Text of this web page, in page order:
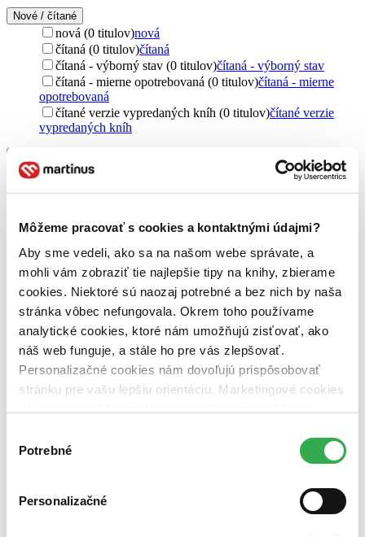
Môžeme pracovať s cookies a kontaktnými údajmi?
Aby sme vedeli, ako sa na našom webe správate, a
mohli vám zobraziť tie najlepšie tipy na knihy, zbierame
cookies. Niektoré sú naozaj potrebné a bez nich by naša
stránka vôbec nefungovala. Okrem toho používame
analytické cookies, ktoré nám umožňujú zisťovať, ako
náš web funguje, a stále ho pre vás zlepšovať.
Personalizačné cookies nám dovoľujú prispôsobovať
stránku pre vašu lepšiu orientáciu. Marketingové cookies
nám pomohlo, keby sme mohli používať všetky tieto
súhlasu
Potrebné
Personalizačné
Nové / čítané
nová (0 titulov)nová
čítaná (0 titulov)čítaná
čítaná - výborný stav (0 titulov)čítaná - výborný stav
čítaná - mierne opotrebovaná (0 titulov)čítaná - mierne
opotrebovaná
čítané verzie vypredaných kníh (0 titulov)čítané verzie
vypredaných kníh
slovenčina (3 tituly)
príroda (3 tituly) príroda
živočíchy (3 tituly) živočíchy3
Vydavateľstvo
Arolla Film
Väzba
pevná väzba (2 tituly)pevná väzba2
pevná väzba s prebalom (1 titul) pevná väzba s prebalom
Zúžiť výber
Zoradiť
Top hodnotené